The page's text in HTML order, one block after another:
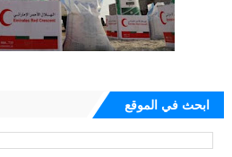
ابحث في الموقع